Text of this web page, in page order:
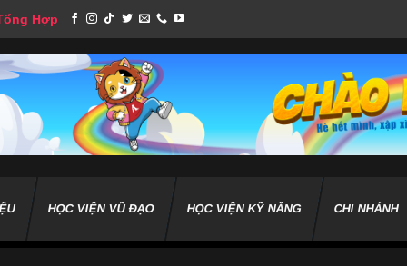
Hợp
HỌC VIỆN VŨ ĐẠO HỌC VIỆN KỸ NĂNG CHI NHÁNH